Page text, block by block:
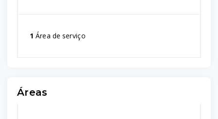
1 Área de serviço
Áreas